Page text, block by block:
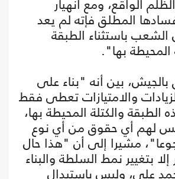
الواقع، ومع انهيار
المطلق فإته لم يعد
باستثناء الطبقة
المحيطة بها".
بين أنه "بناء على
والامتيازات تعطى فقط
الطبقة والكتلة المحيطة بها،
لهم أي حقوق من أي نوع
مشيرا إلى أن "هذا حال
بتغيير نمط السلطة والبناء
علي، وليس باستبدال